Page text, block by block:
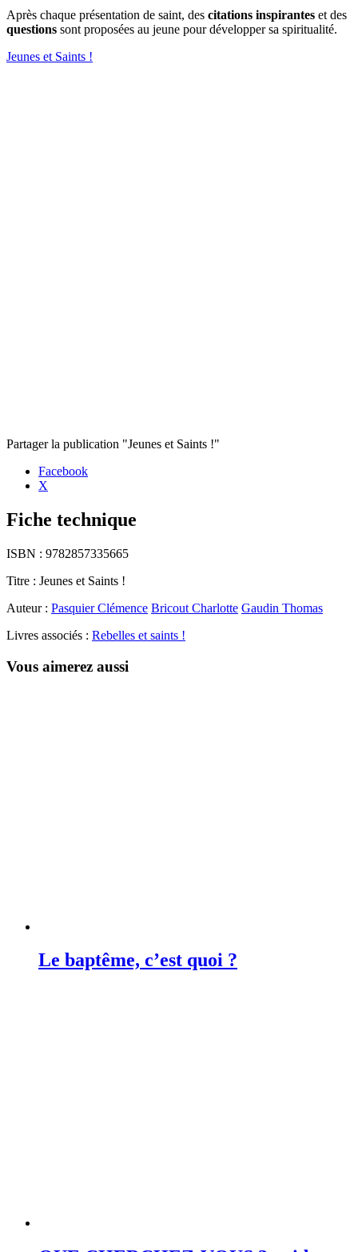
Après chaque présentation de saint, des citations inspirantes et des
questions sont proposées au jeune pour développer sa spiritualité.
Jeunes et Saints !
Partager la publication "Jeunes et Saints !"
Facebook
X
Fiche technique
ISBN : 9782857335665
Titre : Jeunes et Saints !
Auteur : Pasquier Clémence Bricout Charlotte Gaudin Thomas
Livres associés : Rebelles et saints !
Vous aimerez aussi
Le baptême, c’est quoi ?